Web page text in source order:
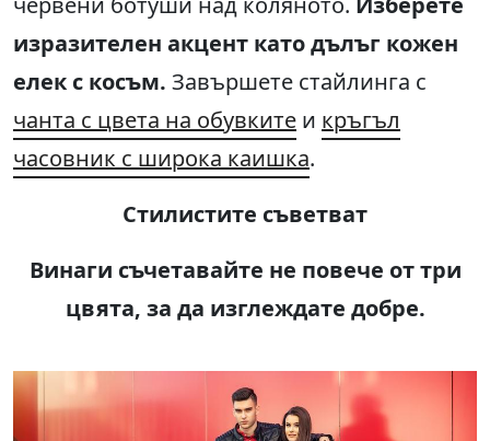
изразителен акцент като дълъг кожен
елек с косъм. Завършете стайлинга с
чанта с цвета на обувките и кръгъл
часовник с широка каишка.
Стилистите съветват
Винаги съчетавайте не повече от три
цвята, за да изглеждате добре.